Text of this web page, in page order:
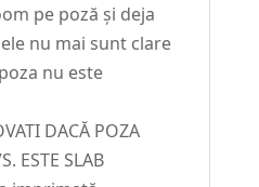
pe poză și deja
nu mai sunt clare
nu este
DACĂ POZA
ESTE SLAB